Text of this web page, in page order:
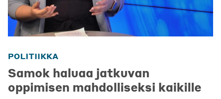
POLITIIKKA
Samok haluaa jatkuvan
oppimisen mahdolliseksi kaikille